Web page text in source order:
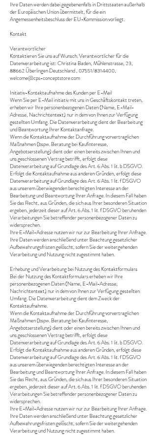
Ihre Daten werden dabei gegebenenfalls in Drittstaaten außerhalb
der Europäischen Union übermittelt, für die ein
Angemessenheitsbeschluss der EU-Kommission vorliegt.
Kontakt
Verantwortlicher
Kontaktieren Sie uns auf Wunsch. Verantwortlicher für die
Datenverarbeitung ist: Christina Baden, Mühlenstrasse, 23,
88662 Überlingen Deutschland , 07551/8314400,
welcome@cps-conceptstore.com
Initiativ-Kontaktaufnahme des Kunden per E-Mail
Wenn Sie per E-Mail initiativ mit uns in Geschäftskontakt treten,
erheben wir Ihre personenbezogenen Daten (Name, E-Mail-
Adresse, Nachrichtentext) nur in dem von Ihnen zur Verfügung
gestellten Umfang. Die Datenverarbeitung dient der Bearbeitung
und Beantwortung Ihrer Kontaktanfrage.
Wenn die Kontaktaufnahme der Durchführung vorvertraglichen
Maßnahmen (bspw. Beratung bei Kaufinteresse,
Angebotserstellung) dient oder einen bereits zwischen Ihnen und
uns geschlossenen Vertrag betrifft, erfolgt diese
Datenverarbeitung auf Grundlage des Art. 6 Abs. 1 lit. b DSGVO.
Erfolgt die Kontaktaufnahme aus anderen Gründen, erfolgt diese
Datenverarbeitung auf Grundlage des Art. 6 Abs. 1 lit. f DSGVO
aus unserem überwiegenden berechtigten Interesse an der
Bearbeitung und Beantwortung Ihrer Anfrage. In diesem Fall haben
Sie das Recht, aus Gründen, die sich aus Ihrer besonderen Situation
ergeben, jederzeit dieser auf Art. 6 Abs. 1 lit. f DSGVO beruhenden
Verarbeitungen Sie betreffender personenbezogener Daten zu
widersprechen.
Ihre E-Mail-Adresse nutzen wir nur zur Bearbeitung Ihrer Anfrage.
Ihre Daten werden anschließend unter Beachtung gesetzlicher
Aufbewahrungsfristen gelöscht, sofern Sie der weitergehenden
Verarbeitung und Nutzung nicht zugestimmt haben.
Erhebung und Verarbeitung bei Nutzung des Kontaktformulars
Bei der Nutzung des Kontaktformulars erheben wir Ihre
personenbezogenen Daten (Name, E-Mail-Adresse,
Nachrichtentext) nur in dem von Ihnen zur Verfügung gestellten
Umfang. Die Datenverarbeitung dient dem Zweck der
Kontaktaufnahme.
Wenn die Kontaktaufnahme der Durchführung vorvertraglichen
Maßnahmen (bspw. Beratung bei Kaufinteresse,
Angebotserstellung) dient oder einen bereits zwischen Ihnen und
uns geschlossenen Vertrag betrifft, erfolgt diese
Datenverarbeitung auf Grundlage des Art. 6 Abs. 1 lit. b DSGVO.
Erfolgt die Kontaktaufnahme aus anderen Gründen, erfolgt diese
Datenverarbeitung auf Grundlage des Art. 6 Abs. 1 lit. f DSGVO
aus unserem überwiegenden berechtigten Interesse an der
Bearbeitung und Beantwortung Ihrer Anfrage. In diesem Fall haben
Sie das Recht, aus Gründen, die sich aus Ihrer besonderen Situation
ergeben, jederzeit dieser auf Art. 6 Abs. 1 lit. f DSGVO beruhenden
Verarbeitungen Sie betreffender personenbezogener Daten zu
widersprechen.
Ihre E-Mail-Adresse nutzen wir nur zur Bearbeitung Ihrer Anfrage.
Ihre Daten werden anschließend unter Beachtung gesetzlicher
Aufbewahrungsfristen gelöscht, sofern Sie der weitergehenden
Verarbeitung und Nutzung nicht zugestimmt haben.